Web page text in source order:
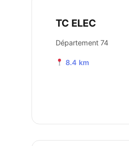
TC ELEC
Département 74
8.4 km